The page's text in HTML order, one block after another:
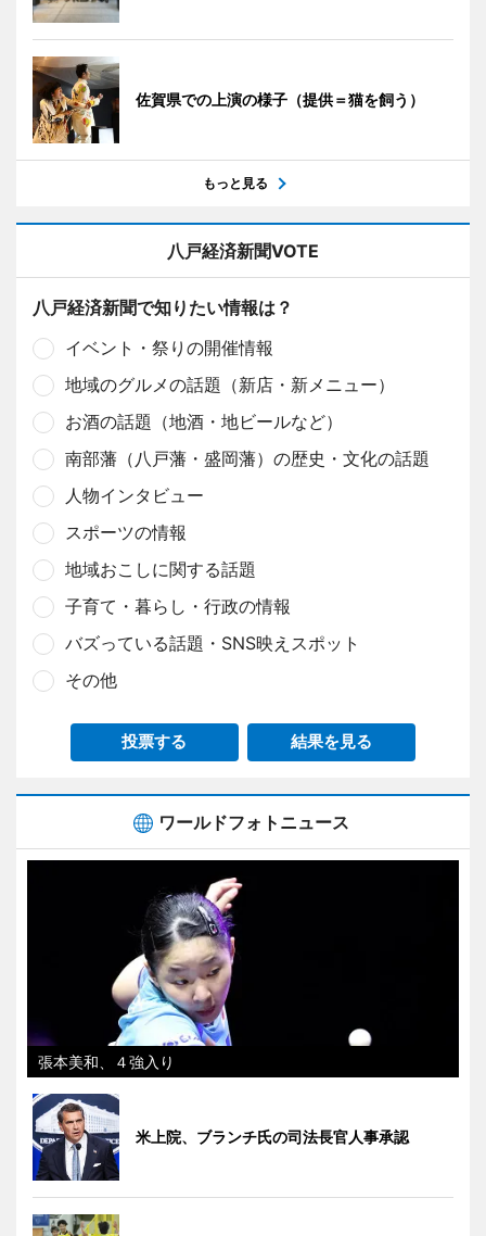
佐賀県での上演の様子（提供＝猫を飼う）
もっと見る
八戸経済新聞VOTE
八戸経済新聞で知りたい情報は？
イベント・祭りの開催情報
地域のグルメの話題（新店・新メニュー）
お酒の話題（地酒・地ビールなど）
南部藩（八戸藩・盛岡藩）の歴史・文化の話題
人物インタビュー
スポーツの情報
地域おこしに関する話題
子育て・暮らし・行政の情報
バズっている話題・SNS映えスポット
その他
投票する 結果を見る
ワールドフォトニュース
張本美和、４強入り
米上院、ブランチ氏の司法長官人事承認